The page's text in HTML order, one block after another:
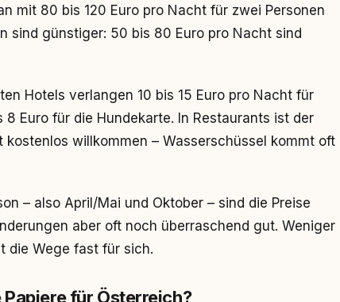
mit 80 bis 120 Euro pro Nacht für zwei Personen
sind günstiger: 50 bis 80 Euro pro Nacht sind
Hotels verlangen 10 bis 15 Euro pro Nacht für
Euro für die Hundekarte. In Restaurants ist der
willkommen – Wasserschüssel kommt oft
– also April/Mai und Oktober – sind die Preise
aber oft noch überraschend gut. Weniger
die Wege fast für sich.
für Österreich?